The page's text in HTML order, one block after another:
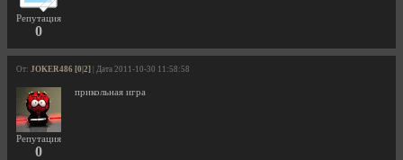
Репутация
0
От: JOKER486 [0|2] | Дата 2011-10-30 11:58:58
Репутация
0
прикольная игра